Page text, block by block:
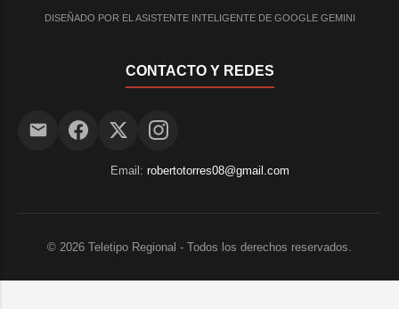
DISEÑADO POR EL ASISTENTE INTELIGENTE DE GOOGLE GEMINI
CONTACTO Y REDES
Email: robertotorres08@gmail.com
© 2026 Teletipo Regional - Todos los derechos reservados.